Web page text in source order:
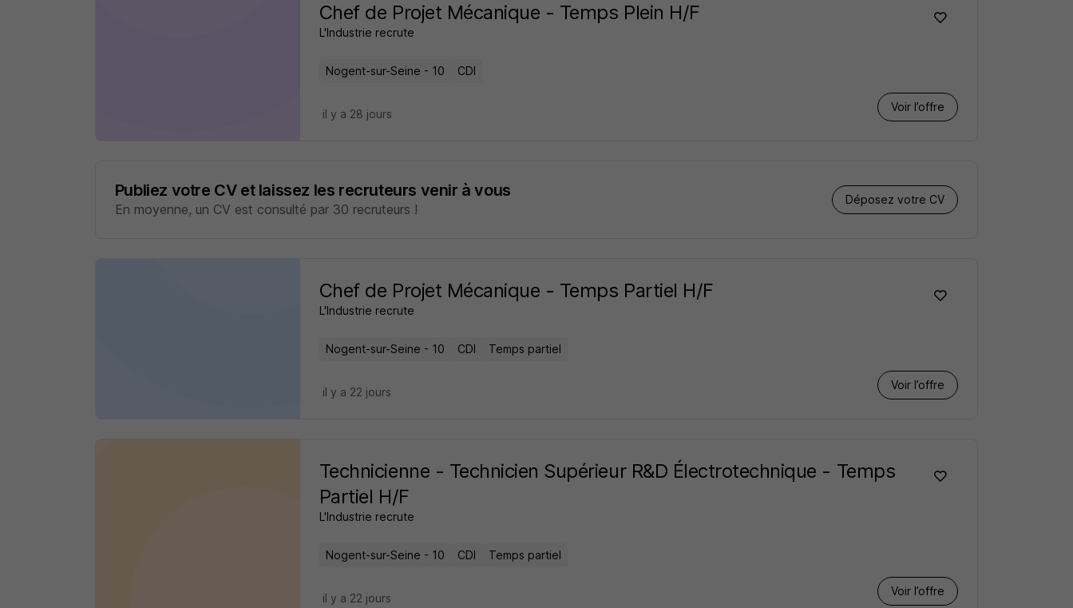
Chef de Projet Mécanique - Temps Plein H/F
L'Industrie recrute
Nogent-sur-Seine - 10 CDI
Voir l’offre
il y a 28 jours
Publiez votre CV et laissez les recruteurs venir à vous
En moyenne, un CV est consulté par 30 recruteurs !
Déposez votre CV
Chef de Projet Mécanique - Temps Partiel H/F
L'Industrie recrute
Nogent-sur-Seine - 10 CDI Temps partiel
Voir l’offre
il y a 22 jours
Technicienne - Technicien Supérieur R&D Électrotechnique - Temps
Partiel H/F
L'Industrie recrute
Nogent-sur-Seine - 10 CDI Temps partiel
Voir l’offre
il y a 22 jours